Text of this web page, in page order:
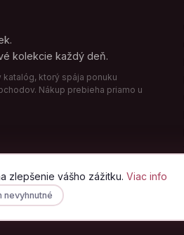
zlepšenie vášho zážitku. Viac info
nevyhnutné
kolekcie každý deň.
ktorý spája ponuku
Nákup prebieha priamo u